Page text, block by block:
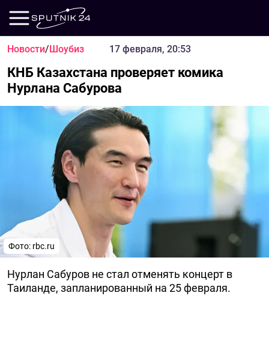
Новости/Шоубиз 17 февраля, 20:53
КНБ Казахстана проверяет комика
Нурлана Сабурова
Фото: rbc.ru
Нурлан Сабуров не стал отменять концерт в
Таиланде, запланированный на 25 февраля.